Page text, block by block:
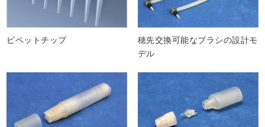
ピペットチップ
穂先交換可能なブラシの設計モ
デル